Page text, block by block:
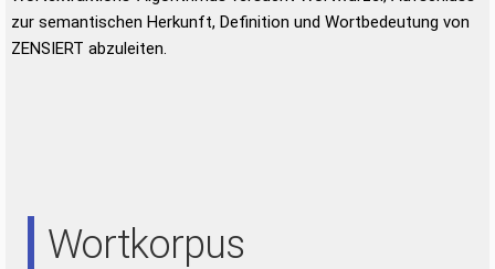
zur semantischen Herkunft, Definition und Wortbedeutung von
ZENSIERT abzuleiten.
Wortkorpus